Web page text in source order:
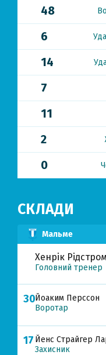
48
6
14
7
11
2
0
СКЛАДИ
Мальме
Хенрік Рідстром
Головний тренер
30Йоаким Перссон
Воротар
17 Йенс Страйгер
Захисник